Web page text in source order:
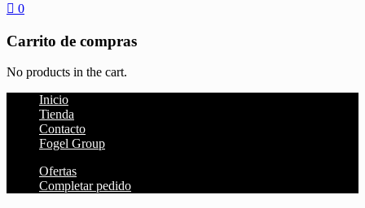
0
Carrito de compras
No products in the cart.
Inicio
Tienda
Contacto
Fogel Group
Ofertas
Completar pedido